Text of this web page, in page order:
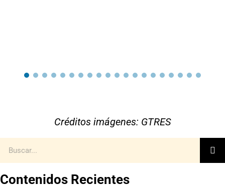
Créditos imágenes: GTRES
Contenidos Recientes